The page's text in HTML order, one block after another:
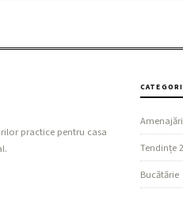
practice pentru casa
Tendințe
Bucătărie